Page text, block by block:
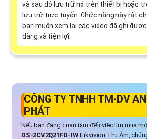
và sau đó lưu trữ nó trên thiết bị hoặc
lưu trữ trực tuyến. Chức năng này rất
bạn muốn xem lại các video đã ghi
dàng và tiện lợi.
CÔNG TY TNHH TM-DV
PHÁT
Nếu bạn đang quan tâm đến việc tìm mua
DS-2CV2Q21FD-IW Hikvision Thu Âm,